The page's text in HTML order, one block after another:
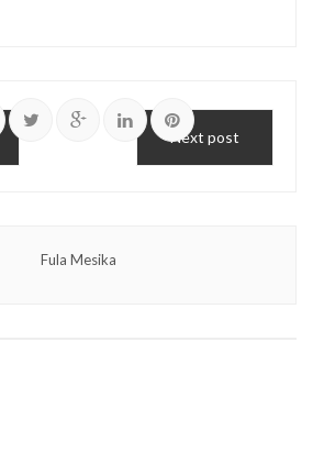
Next post
Fula Mesika